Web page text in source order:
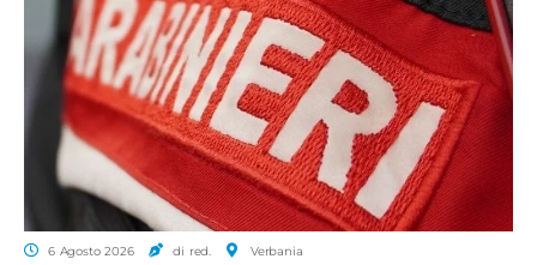
6 Agosto 2026 di red. Verbania